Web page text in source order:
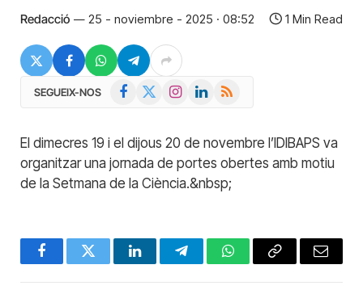
Redacció 25 - noviembre - 2025 · 08:52 1 Min Read
SEGUEIX-NOS Facebook InstagramLinkedIn
RSS
El dimecres 19 i el dijous 20 de novembre l’IDIBAPS va
organitzar una jornada de portes obertes amb motiu
de la Setmana de la Ciència.&nbsp;
FacebookTwitter LinkedInTelegramWhatsAppCopy
Email